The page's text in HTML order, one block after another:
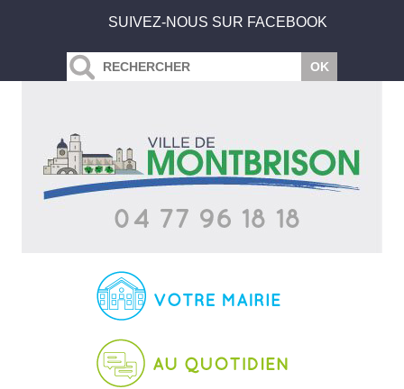
SUIVEZ-NOUS SUR FACEBOOK